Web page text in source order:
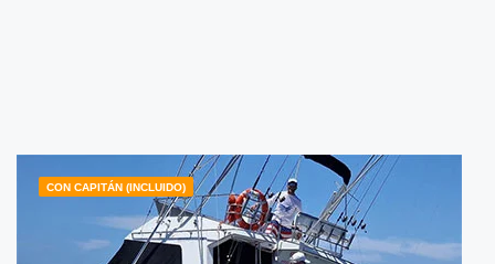
CON CAPITÁN (INCLUIDO)